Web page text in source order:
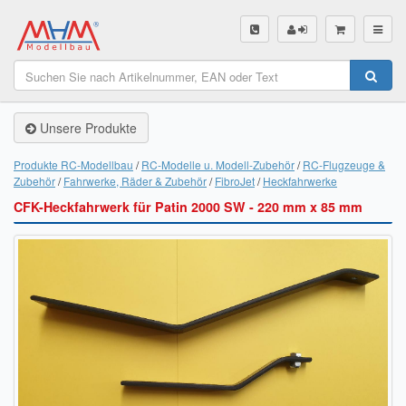
SHOP
Unsere Produkte
Servo Finder
BL-Motor Finder
Räder Finder
Luftschrauben Finder
Sendungsverfolgung DHL
Unsere Produkte
Produkte RC-Modellbau RC-Modelle u. Modell-Zubehör RC-Flugzeuge &
Zubehör Fahrwerke, Räder & Zubehör FibroJet Heckfahrwerke
CFK-Heckfahrwerk für Patin 2000 SW - 220 mm x 85 mm